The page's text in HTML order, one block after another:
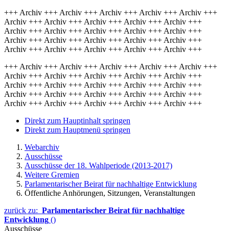
+++ Archiv +++ Archiv +++ Archiv +++ Archiv +++ Archiv +++
Archiv +++ Archiv +++ Archiv +++ Archiv +++ Archiv +++
Archiv +++ Archiv +++ Archiv +++ Archiv +++ Archiv +++
Archiv +++ Archiv +++ Archiv +++ Archiv +++ Archiv +++
Archiv +++ Archiv +++ Archiv +++ Archiv +++ Archiv +++
+++ Archiv +++ Archiv +++ Archiv +++ Archiv +++ Archiv +++
Archiv +++ Archiv +++ Archiv +++ Archiv +++ Archiv +++
Archiv +++ Archiv +++ Archiv +++ Archiv +++ Archiv +++
Archiv +++ Archiv +++ Archiv +++ Archiv +++ Archiv +++
Archiv +++ Archiv +++ Archiv +++ Archiv +++ Archiv +++
Direkt zum Hauptinhalt springen
Direkt zum Hauptmenü springen
Webarchiv
Ausschüsse
Ausschüsse der 18. Wahlperiode (2013-2017)
Weitere Gremien
Parlamentarischer Beirat für nachhaltige Entwicklung
Öffentliche Anhörungen, Sitzungen, Veranstaltungen
zurück zu: Parlamentarischer Beirat für nachhaltige
Entwicklung ()
Ausschüsse